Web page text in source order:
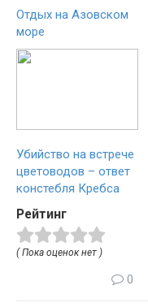
Отдых на Азовском
море
Убийство на встрече
цветоводов – ответ
констебля Кребса
Рейтинг
( Пока оценок нет )
0